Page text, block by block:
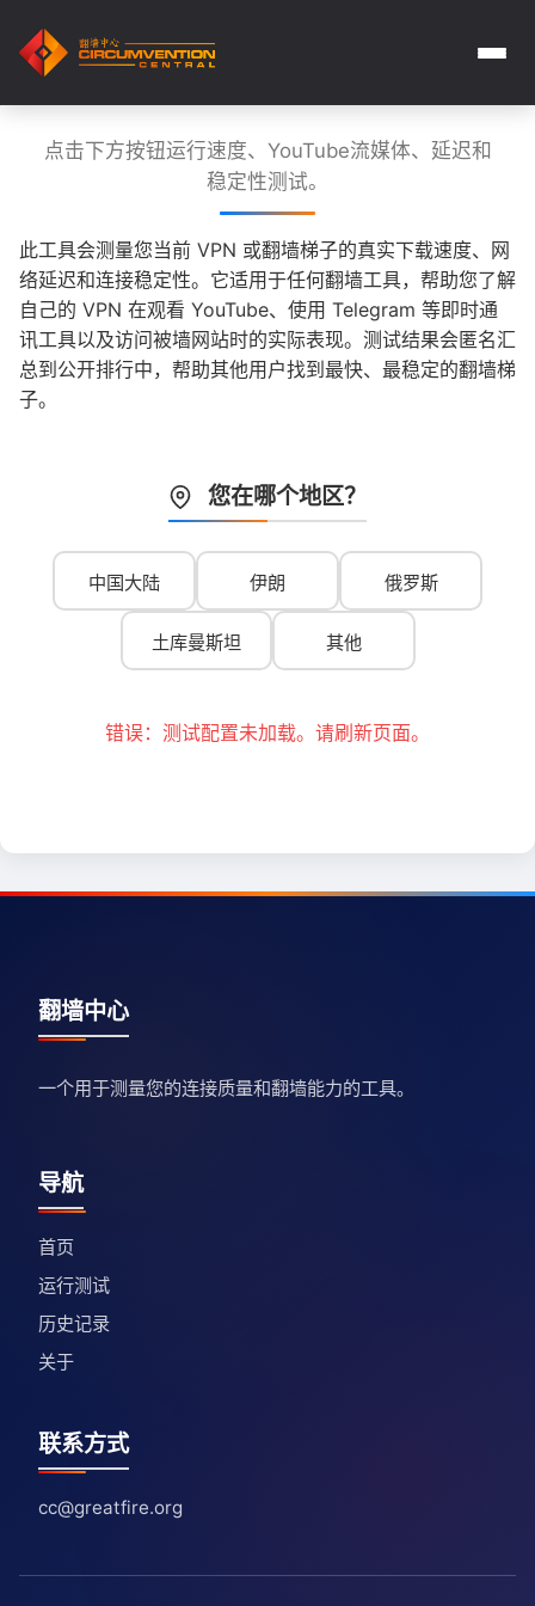
点击下方按钮运行速度、YouTube流媒体、延迟和
稳定性测试。
此工具会测量您当前 VPN 或翻墙梯子的真实下载速度、网
络延迟和连接稳定性。它适用于任何翻墙工具，帮助您了解
自己的 VPN 在观看 YouTube、使用 Telegram 等即时通
讯工具以及访问被墙网站时的实际表现。测试结果会匿名汇
总到公开排行中，帮助其他用户找到最快、最稳定的翻墙梯
子。
您在哪个地区？
中国大陆 伊朗 俄罗斯
土库曼斯坦 其他
错误：测试配置未加载。请刷新页面。
翻墙中心
一个用于测量您的连接质量和翻墙能力的工具。
导航
首页
运行测试
历史记录
关于
联系方式
cc@greatfire.org